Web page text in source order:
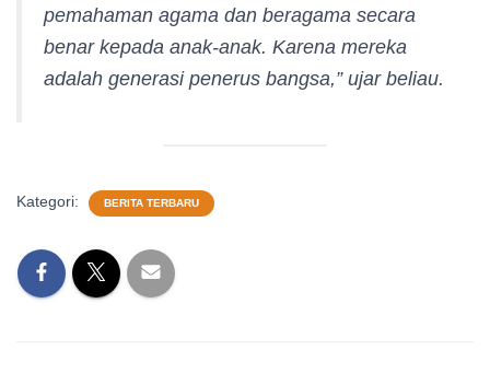
pemahaman agama dan beragama secara
benar kepada anak-anak. Karena mereka
adalah generasi penerus bangsa,” ujar beliau.
Kategori: BERITA TERBARU